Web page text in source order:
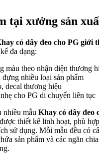
tại xưởng sản
có dây đeo cho PG giới
đa dạng:
màu theo nhận diện thương
nhiều loại sản phẩm
decal thương hiệu
cho PG di chuyển liên tục
nhiều mẫu Khay có dây đeo
được thiết kế linh hoạt, phù
sử dụng. Mỗi mẫu đều có
sản phẩm và các ngăn